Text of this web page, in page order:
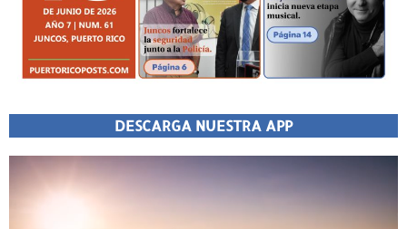
DESCARGA NUESTRA APP